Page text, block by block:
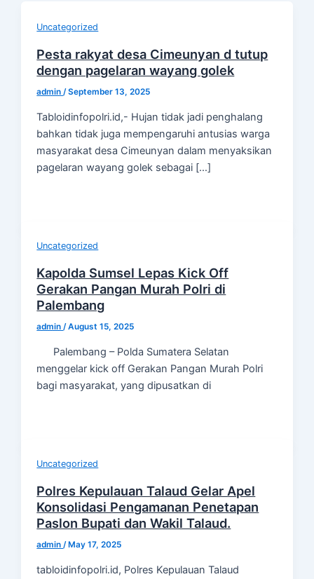
Uncategorized
Pesta rakyat desa Cimeunyan d tutup
dengan pagelaran wayang golek
admin/September 13, 2025
Tabloidinfopolri.id,- Hujan tidak jadi penghalang
bahkan tidak juga mempengaruhi antusias warga
masyarakat desa Cimeunyan dalam menyaksikan
pagelaran wayang golek sebagai […]
Uncategorized
Kapolda Sumsel Lepas Kick Off
Gerakan Pangan Murah Polri di
Palembang
admin/August 15, 2025
Palembang – Polda Sumatera Selatan
menggelar kick off Gerakan Pangan Murah Polri
bagi masyarakat, yang dipusatkan di
Uncategorized
Polres Kepulauan Talaud Gelar Apel
Konsolidasi Pengamanan Penetapan
Paslon Bupati dan Wakil Talaud.
admin/ May 17, 2025
tabloidinfopolri.id, Polres Kepulauan Talaud